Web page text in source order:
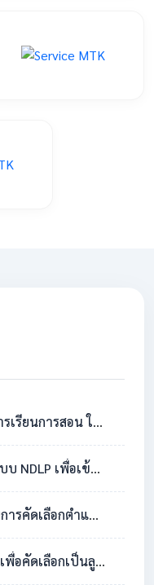
วันที่ 31 กรกฎาคม 2569
าใช้งาน Chromebook
ราจ้าง วิชาเอกสังคมศึกษา
น่งครูอัตราจ้าง วิชาเอกสังคมศึกษา